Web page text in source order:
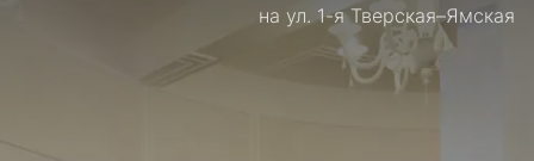
на ул. 1-я Тверская–Ямская